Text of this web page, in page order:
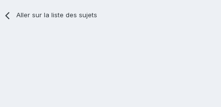
Aller sur la liste des sujets